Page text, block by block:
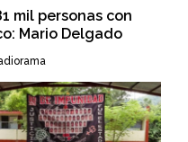
mil personas con
Mario Delgado